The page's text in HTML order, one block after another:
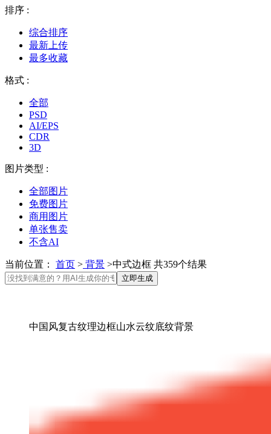
排序 :
综合排序
最新上传
最多收藏
格式 :
全部
PSD
AI/EPS
CDR
3D
图片类型 :
全部图片
免费图片
商用图片
单张售卖
不含AI
当前位置： 首页 > 背景 >中式边框 共359个结果
立即生成
中国风复古纹理边框山水云纹底纹背景